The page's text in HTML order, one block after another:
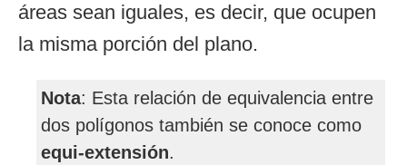
áreas sean iguales, es decir, que ocupen
la misma porción del plano.
Nota: Esta relación de equivalencia entre
dos polígonos también se conoce como
equi-extensión.